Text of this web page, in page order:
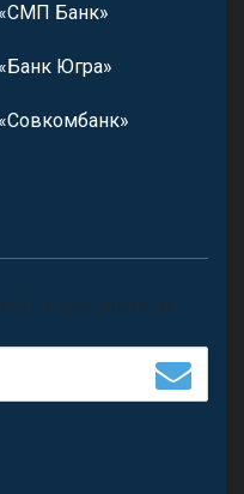
«СМП Банк»
«Банк Югра»
«Совкомбанк»
и предложения.